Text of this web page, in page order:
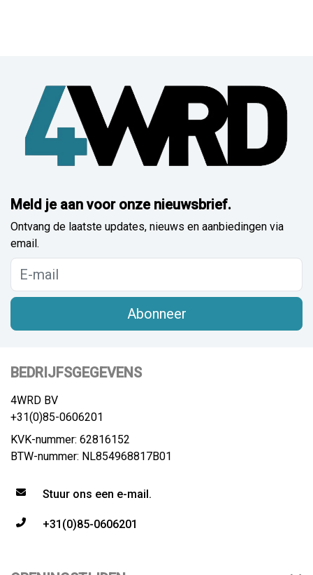
Meld je aan voor onze nieuwsbrief.
Ontvang de laatste updates, nieuws en aanbiedingen via
email.
Abonneer
BEDRIJFSGEGEVENS
4WRD BV
+31(0)85-0606201
KVK-nummer: 62816152
BTW-nummer: NL854968817B01
Stuur ons een e-mail.
+31(0)85-0606201